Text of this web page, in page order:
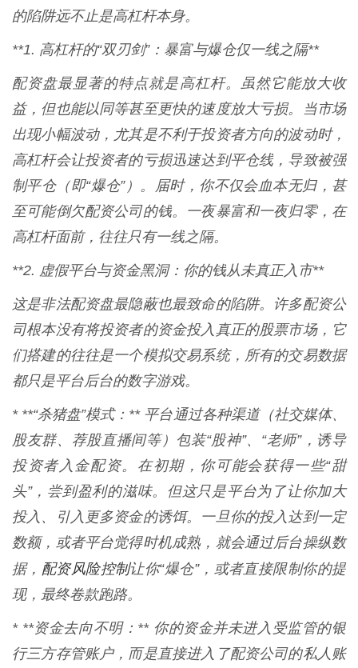
的陷阱远不止是高杠杆本身。
**1. 高杠杆的“双刃剑”：暴富与爆仓仅一线之隔**
配资盘最显著的特点就是高杠杆。虽然它能放大收
益，但也能以同等甚至更快的速度放大亏损。当市场
出现小幅波动，尤其是不利于投资者方向的波动时，
高杠杆会让投资者的亏损迅速达到平仓线，导致被强
制平仓（即“爆仓”）。届时，你不仅会血本无归，甚
至可能倒欠配资公司的钱。一夜暴富和一夜归零，在
高杠杆面前，往往只有一线之隔。
**2. 虚假平台与资金黑洞：你的钱从未真正入市**
这是非法配资盘最隐蔽也最致命的陷阱。许多配资公
司根本没有将投资者的资金投入真正的股票市场，它
们搭建的往往是一个模拟交易系统，所有的交易数据
都只是平台后台的数字游戏。
* **“杀猪盘”模式：** 平台通过各种渠道（社交媒体、
股友群、荐股直播间等）包装“股神”、“老师”，诱导
投资者入金配资。在初期，你可能会获得一些“甜
头”，尝到盈利的滋味。但这只是平台为了让你加大
投入、引入更多资金的诱饵。一旦你的投入达到一定
数额，或者平台觉得时机成熟，就会通过后台操纵数
据， 配资风险控制让你“爆仓”，或者直接限制你的提
现，最终卷款跑路。
* **资金去向不明：** 你的资金并未进入受监管的银
行三方存管账户，而是直接进入了配资公司的私人账